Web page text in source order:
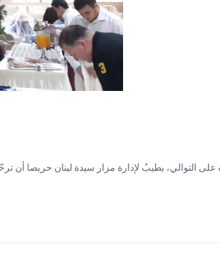
على التوالي، يطيبُ لإدارة مزار سيدة لبنان حريصا أن